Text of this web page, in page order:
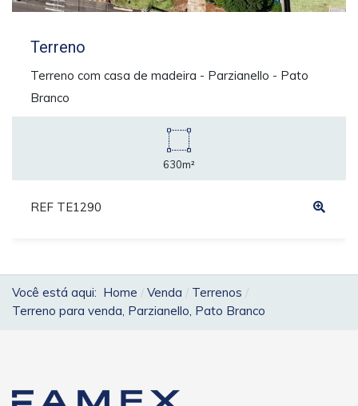
Terreno
Terreno com casa de madeira - Parzianello - Pato
Branco
630m²
REF TE1290
Você está aqui: Home Venda
Terrenos
Terreno para venda, Parzianello, Pato Branco